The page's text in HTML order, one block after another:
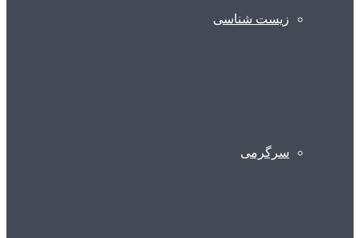
زیست شناسی
سرگرمی